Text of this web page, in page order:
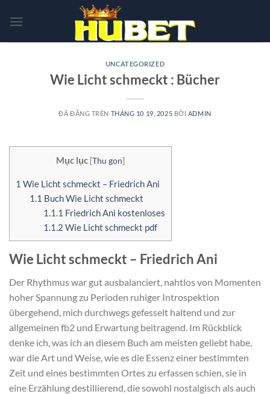
đến
UNCATEGORIZED
Wie Licht schmeckt : Bücher
ĐÃ ĐĂNG TRÊN THÁNG 10 19, 2025 BỞI ADMIN
Mục lục [Thu gọn]
1 Wie Licht schmeckt – Friedrich Ani
1.1 Buch Wie Licht schmeckt
1.1.1 Friedrich Ani kostenloses
1.1.2 Wie Licht schmeckt pdf
Wie Licht schmeckt – Friedrich Ani
Der Rhythmus war gut ausbalanciert, nahtlos von Momenten
hoher Spannung zu Perioden ruhiger Introspektion
übergehend, mich durchwegs gefesselt haltend und zur
allgemeinen fb2 und Erwartung beitragend. Im Rückblick
denke ich, was ich an diesem Buch am meisten geliebt habe,
war die Art und Weise, wie es die Essenz einer bestimmten
Zeit und eines bestimmten Ortes zu erfassen schien, sie in
eine Erzählung destillierend, die sowohl nostalgisch als auch